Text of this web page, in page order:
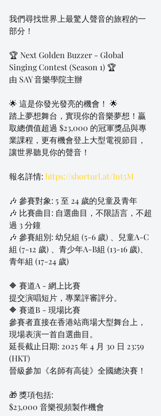
我們尋找世界上最驚人聲音的旅程的一
部分！
🏆 Next Golden Buzzer - Global
Singing Contest (Season 1) 🏆
由 SAY 音樂學院主辦
🌟 這是你發光發亮的機會！ 🌟
踏上夢想舞台，實現你的音樂夢想！贏
取總價值超過 $23,000 的冠軍獎品與專
業課程，更有機會登上大型電視節目，
讓世界聽見你的聲音！
報名詳情: https://shorturl.at/Int5M
🎶 參賽對象: 5 至 24 歲的兒童及青年
🎶 比賽曲目: 自選曲目，不限語言，不超
過 3 分鐘
🎶 參賽組別: 幼兒組 (5-6 歲) 、兒童A-C
組 (7-12 歲) 、青少年A-B組 (13-16 歲)、
青年組 (17-24 歲)
🔶 賽道A - 網上比賽
提交演唱短片，專業評審評分。
🔶 賽道B - 現場比賽
參賽者直接在香港站商場大型舞台上，
現場表演一首自選曲目。
延長截止日期: 2025 年 4 月 30 日 23:59
(HKT)
晉級參加《名師有高徒》全國總決賽！
🎁 獎項包括:
$23,000 音樂視頻製作機會